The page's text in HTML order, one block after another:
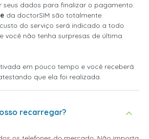
seus dados para finalizar o pagamento.
da doctorSIM são totalmente
do serviço será indicado a todo
você não tenha surpresas de última
em pouco tempo e você receberá
que ela foi realizada.
recarregar?